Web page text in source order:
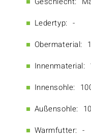
Ledertyp: -
Obermaterial:
Innenmaterial:
Innensohle:
Außensohle:
Warmfutter: -